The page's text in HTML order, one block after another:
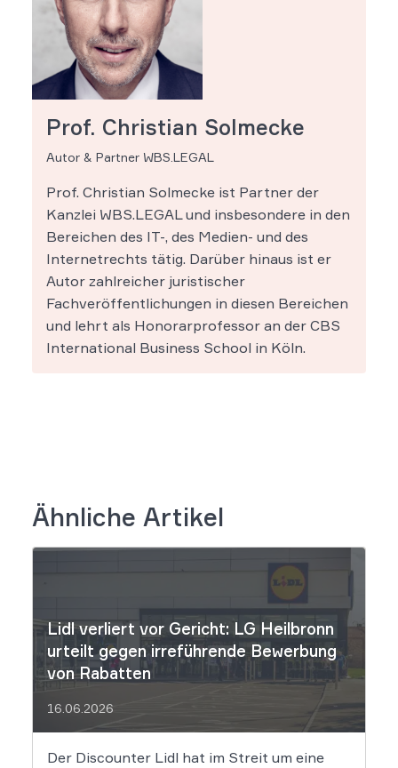
Prof. Christian Solmecke
Autor & Partner WBS.LEGAL
Prof. Christian Solmecke ist Partner der
Kanzlei WBS.LEGAL und insbesondere in den
Bereichen des IT-, des Medien- und des
Internetrechts tätig. Darüber hinaus ist er
Autor zahlreicher juristischer
Fachveröffentlichungen in diesen Bereichen
und lehrt als Honorarprofessor an der CBS
International Business School in Köln.
Ähnliche Artikel
Lidl verliert vor Gericht: LG Heilbronn
urteilt gegen irreführende Bewerbung
von Rabatten
16.06.2026
Der Discounter Lidl hat im Streit um eine